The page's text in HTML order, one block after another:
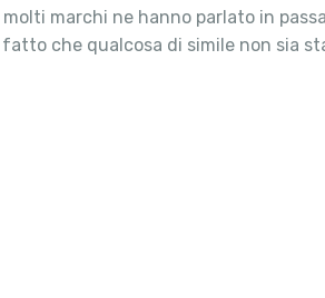
marchi ne hanno parlato in
fatto che qualcosa di simile non sia